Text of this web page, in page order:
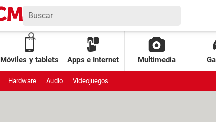
Móviles y tablets Apps e Internet Multimedia
Hardware Audio Videojuegos